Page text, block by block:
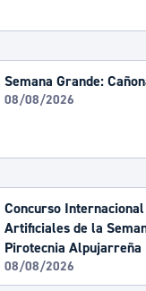
Semana Grande:
08/08/2026
Concurso Internacional
Artificiales de la
Pirotecnia Alpujarreña
08/08/2026